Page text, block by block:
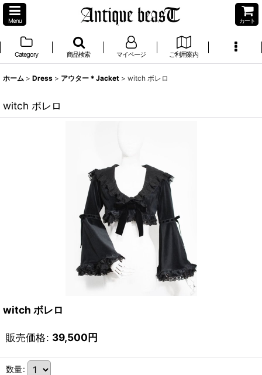
Menu カート
Category 商品検索 マイページ ご利用案内
ホーム > Dress > アウター＊Jacket > witch ボレロ
witch ボレロ
witch ボレロ
販売価格: 39,500円
数量: